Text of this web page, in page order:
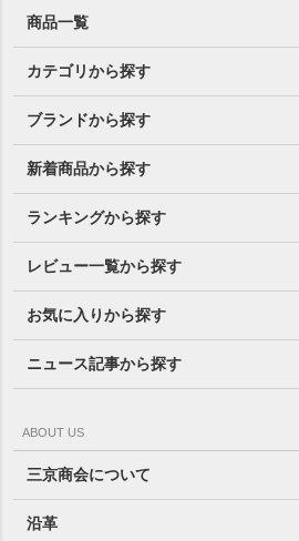
商品一覧
カテゴリから探す
ブランドから探す
新着商品から探す
ランキングから探す
レビュー一覧から探す
お気に入りから探す
ニュース記事から探す
ABOUT US
三京商会について
沿革